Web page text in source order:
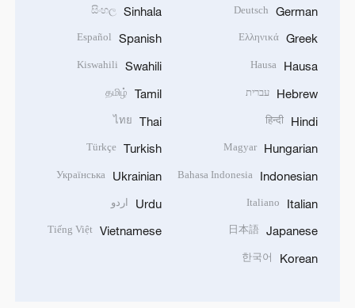
German
Deutsch
Greek
Ελληνικά
Hausa
Hausa
Hebrew עברית
Hindi
हिन्दी
Hungarian
Magyar
Indonesian
Bahasa Indonesia
Italian
Italiano
Japanese
日本語
Korean
한국어
Sinhala
සිංහල
Spanish
Español
Swahili
Kiswahili
Tamil
தமிழ்
Thai
ไทย
Turkish
Türkçe
Ukrainian
Українська
Urdu اردو
Vietnamese
Tiếng Việt